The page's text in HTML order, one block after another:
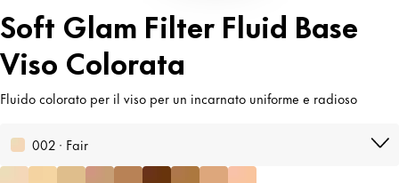
Soft Glam Filter Fluid Base
Viso Colorata
Fluido colorato per il viso per un incarnato uniforme e radioso
002 · Fair